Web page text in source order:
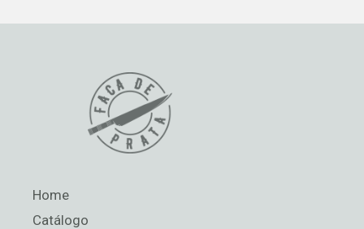
Home
Catálogo